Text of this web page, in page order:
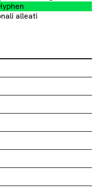
alleati